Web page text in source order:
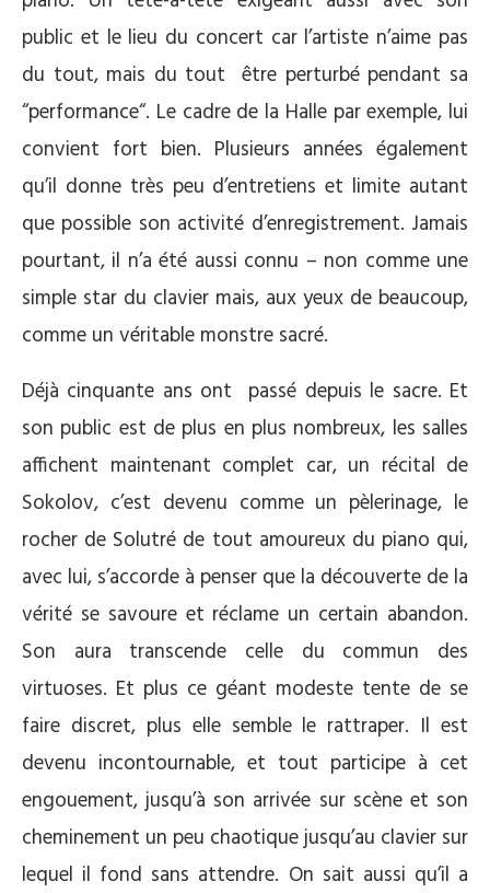
public et le lieu du concert car l’artiste n’aime pas
du tout, mais du tout être perturbé pendant sa
“performance“. Le cadre de la Halle par exemple, lui
convient fort bien. Plusieurs années également
qu’il donne très peu d’entretiens et limite autant
que possible son activité d’enregistrement. Jamais
pourtant, il n’a été aussi connu – non comme une
simple star du clavier mais, aux yeux de beaucoup,
comme un véritable monstre sacré.
Déjà cinquante ans ont passé depuis le sacre. Et
son public est de plus en plus nombreux, les salles
affichent maintenant complet car, un récital de
Sokolov, c’est devenu comme un pèlerinage, le
rocher de Solutré de tout amoureux du piano qui,
avec lui, s’accorde à penser que la découverte de la
vérité se savoure et réclame un certain abandon.
Son aura transcende celle du commun des
virtuoses. Et plus ce géant modeste tente de se
faire discret, plus elle semble le rattraper. Il est
devenu incontournable, et tout participe à cet
engouement, jusqu’à son arrivée sur scène et son
cheminement un peu chaotique jusqu’au clavier sur
lequel il fond sans attendre. On sait aussi qu’il a